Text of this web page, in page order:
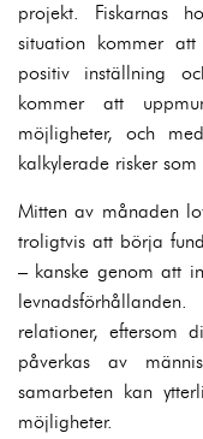
projekt. Fiskarnas
situation kommer
positiv inställning
kommer att
möjligheter, och
kalkylerade risker
Mitten av månaden
troligtvis att börja
– kanske genom att
relationer, eftersom
påverkas av
samarbeten kan
möjligheter.